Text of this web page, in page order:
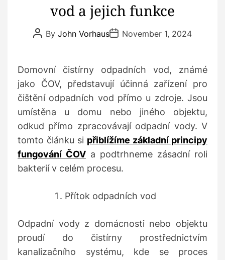
e
g
o
e
s
vod a jejich funkce
P
o
u
t
h
o
r
By John VorhausP
o
D
a
t
e
November 1, 2024
Domovní čistírny odpadních vod, známé
jako ČOV, představují účinná zařízení pro
čištění odpadních vod přímo u zdroje. Jsou
umístěna u domu nebo jiného objektu,
odkud přímo zpracovávají odpadní vody. V
tomto článku si přiblížíme základní principy
fungování ČOV a podtrhneme zásadní roli
bakterií v celém procesu.
Přítok odpadních vod
Odpadní vody z domácnosti nebo objektu
proudí do čistírny prostřednictvím
kanalizačního systému, kde se proces